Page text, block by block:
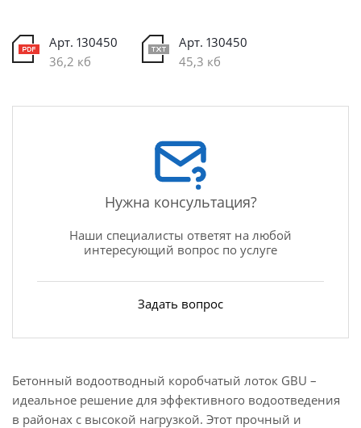
Арт. 130450
36,2 кб
Арт. 130450
45,3 кб
Нужна консультация?
Наши специалисты ответят на любой
интересующий вопрос по услуге
Задать вопрос
Бетонный водоотводный коробчатый лоток GBU –
идеальное решение для эффективного водоотведения
в районах с высокой нагрузкой. Этот прочный и